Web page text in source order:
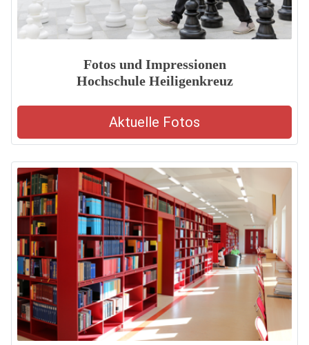
Fotos und Impressionen
Hochschule Heiligenkreuz
Aktuelle Fotos